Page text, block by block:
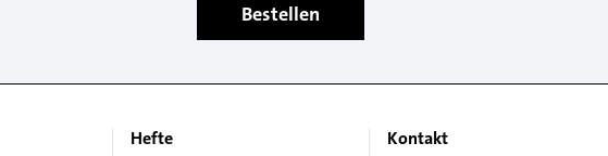
Bestellen
Hefte Kontakt